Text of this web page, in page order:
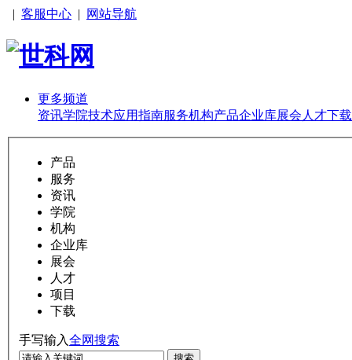
| 客服中心 | 网站导航
更多频道
资讯学院技术应用指南服务机构产品企业库展会 人才下载
产品
服务
资讯
学院
机构
企业库
展会
人才
项目
下载
手写输入全网搜索